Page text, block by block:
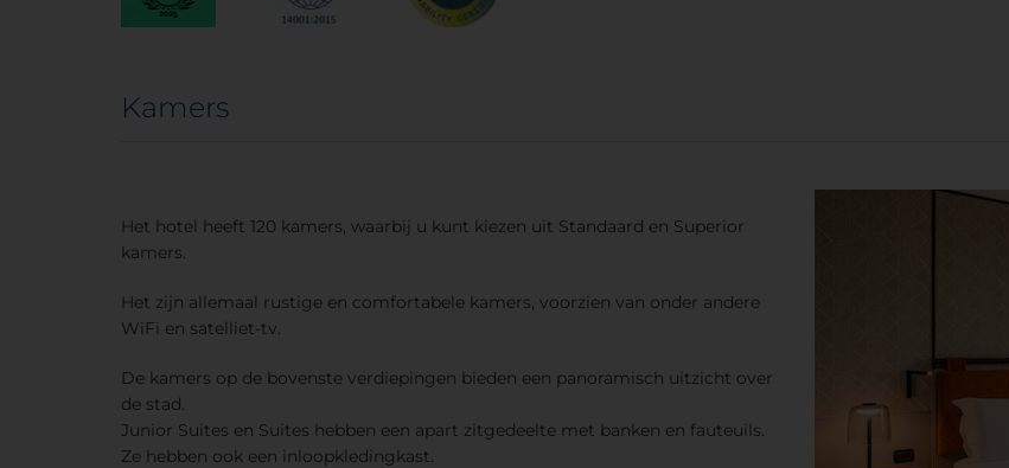
Kamers
Het hotel heeft 120 kamers, waarbij u kunt kiezen uit Standaard en Superior
kamers.
Het zijn allemaal rustige en comfortabele kamers, voorzien van onder andere
WiFi en satelliet-tv.
De kamers op de bovenste verdiepingen bieden een panoramisch uitzicht over
de stad.
Junior Suites en Suites hebben een apart zitgedeelte met banken en fauteuils.
Ze hebben ook een inloopkledingkast.